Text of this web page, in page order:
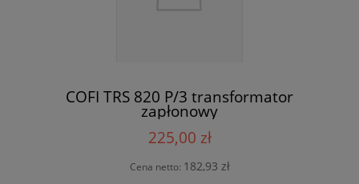
COFI TRS 820 P/3 transformator
zapłonowy
225,00 zł
Cena netto: 182,93 zł